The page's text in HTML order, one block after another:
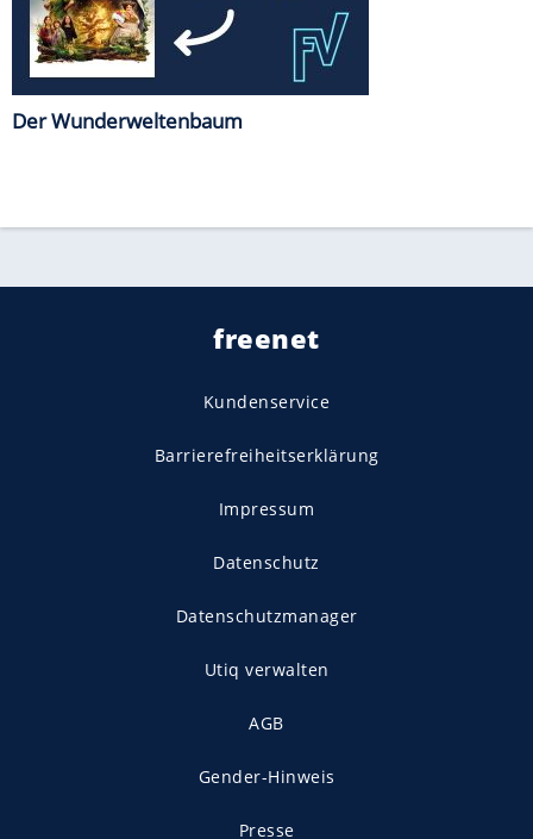
Der Wunderweltenbaum
freenet
Kundenservice
Barrierefreiheitserklärung
Impressum
Datenschutz
Datenschutzmanager
Utiq verwalten
AGB
Gender-Hinweis
Presse